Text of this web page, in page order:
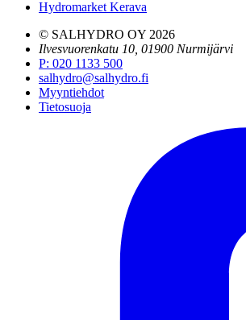
Hydromarket Kerava
© SALHYDRO OY 2026
Ilvesvuorenkatu 10, 01900 Nurmijärvi
P: 020 1133 500
salhydro@salhydro.fi
Myyntiehdot
Tietosuoja